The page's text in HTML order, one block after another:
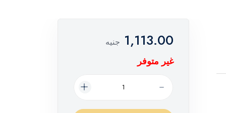
1,113.00 جنيه
غير متوفر